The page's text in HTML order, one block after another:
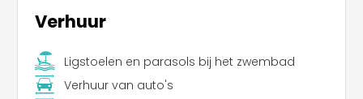
Verhuur
Ligstoelen en parasols bij het zwembad
Verhuur van auto's